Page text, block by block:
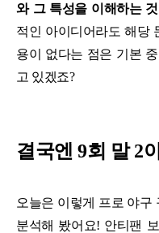
와 그 특성을 이해하는
적인 아이디어라도 해당
용이 없다는 점은 기본
고 있겠죠?
결국엔 9회 말 2
오늘은 이렇게 프로 야구
분석해 봤어요! 안티팬